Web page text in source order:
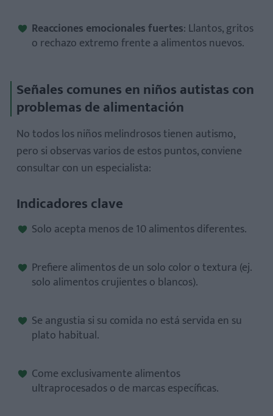
Reacciones emocionales fuertes: Llantos, gritos
o rechazo extremo frente a alimentos nuevos.
Señales comunes en niños autistas con
problemas de alimentación
No todos los niños melindrosos tienen autismo,
pero si observas varios de estos puntos, conviene
consultar con un especialista:
Indicadores clave
Solo acepta menos de 10 alimentos diferentes.
Prefiere alimentos de un solo color o textura (ej.
solo alimentos crujientes o blancos).
Se angustia si su comida no está servida en su
plato habitual.
Come exclusivamente alimentos
ultraprocesados o de marcas específicas.